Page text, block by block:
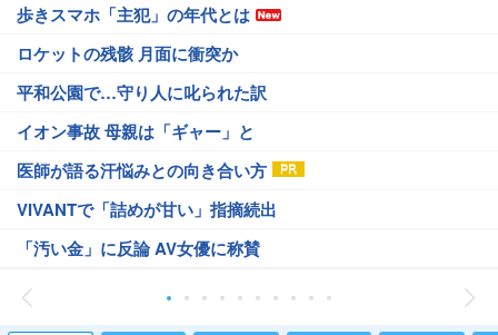
歩きスマホ「主犯」の年代とは
ロケットの残骸 月面に衝突か
平和公園で…守り人に叱られた訳
イオン事故 母親は「ギャー」と
医師が語る汗悩みとの向き合い方
VIVANTで「詰めが甘い」指摘続出
「汚い金」に反論 AV女優に称賛